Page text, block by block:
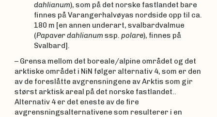
dahlianum), som på det norske fastlandet bare
finnes på Varangerhalvøyas nordside opp til ca.
180 m [en annen underart, svalbardvalmue
(Papaver dahlianum ssp. polare), finnes på
Svalbard].
– Grensa mellom det boreale/alpine området og det
arktiske området i NiN følger alternativ 4, som er den
av de foreslåtte avgrensningene av Arktis som gir
størst arktisk areal på det norske fastlandet..
Alternativ 4 er det eneste av de fire
avgrensningsalternativene som resulterer i en